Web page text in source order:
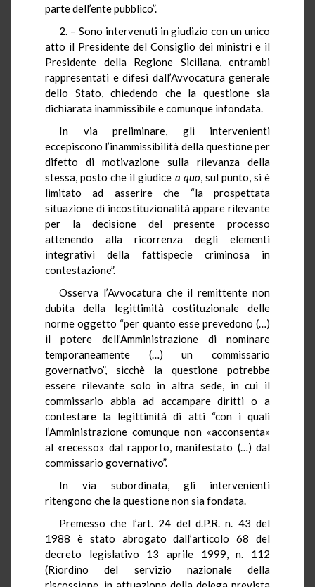
parte dell’ente pubblico”.
2. – Sono intervenuti in giudizio con un unico
atto il Presidente del Consiglio dei ministri e il
Presidente della Regione Siciliana, entrambi
rappresentati e difesi dall’Avvocatura generale
dello Stato, chiedendo che la questione sia
dichiarata inammissibile e comunque infondata.
In via preliminare, gli intervenienti
eccepiscono l’inammissibilità della questione per
difetto di motivazione sulla rilevanza della
stessa, posto che il giudice a quo, sul punto, si è
limitato ad asserire che “la prospettata
situazione di incostituzionalità appare rilevante
per la decisione del presente processo
attenendo alla ricorrenza degli elementi
integrativi della fattispecie criminosa in
contestazione”.
Osserva l’Avvocatura che il remittente non
dubita della legittimità costituzionale delle
norme oggetto “per quanto esse prevedono (…)
il potere dell’Amministrazione di nominare
temporaneamente (…) un commissario
governativo”, sicchè la questione potrebbe
essere rilevante solo in altra sede, in cui il
commissario abbia ad accampare diritti o a
contestare la legittimità di atti “con i quali
l’Amministrazione comunque non «acconsenta»
al «recesso» dal rapporto, manifestato (…) dal
commissario governativo”.
In via subordinata, gli intervenienti
ritengono che la questione non sia fondata.
Premesso che l’art. 24 del d.P.R. n. 43 del
1988 è stato abrogato dall’articolo 68 del
decreto legislativo 13 aprile 1999, n. 112
(Riordino del servizio nazionale della